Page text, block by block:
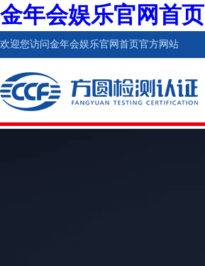
金年会娱乐官网首页
欢迎您访问金年会娱乐官网首页官方网站